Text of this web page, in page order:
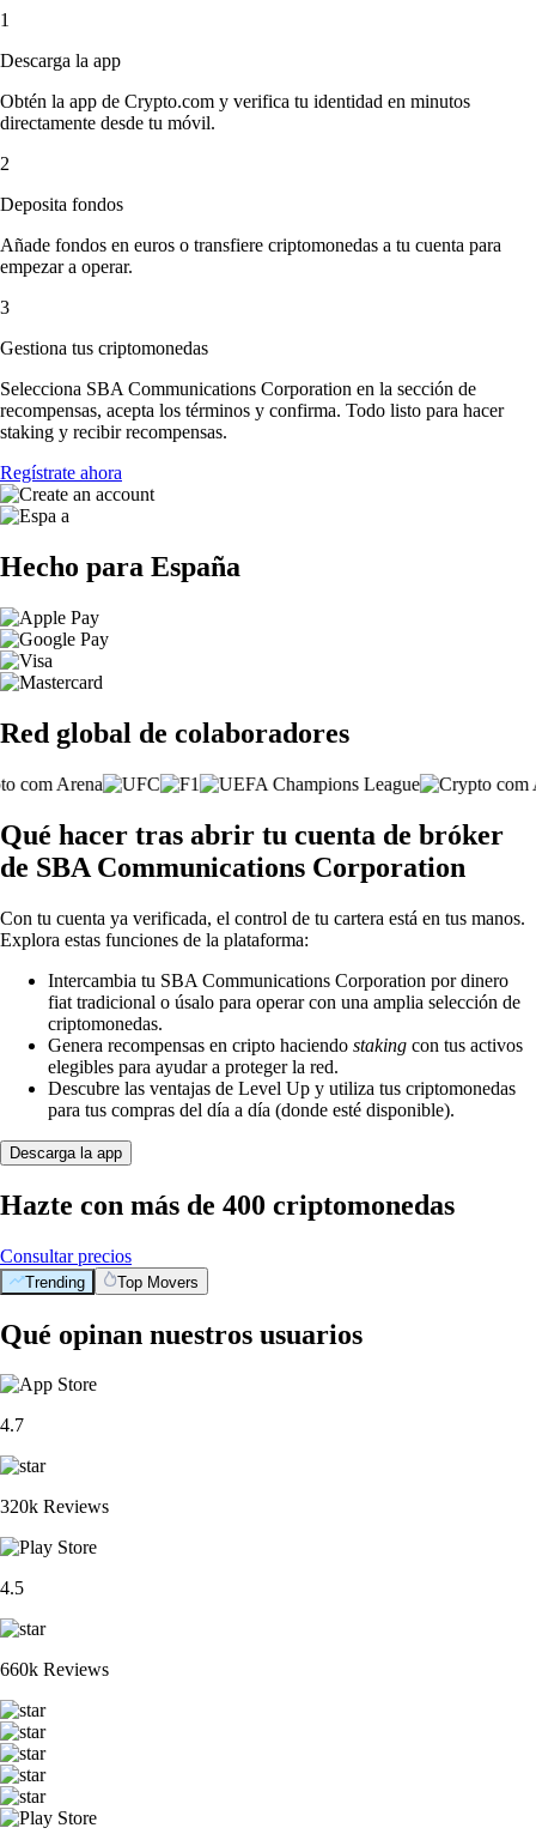
1
Descarga la app
Obtén la app de Crypto.com y verifica tu identidad en minutos
directamente desde tu móvil.
2
Deposita fondos
Añade fondos en euros o transfiere criptomonedas a tu cuenta para
empezar a operar.
3
Gestiona tus criptomonedas
Selecciona SBA Communications Corporation en la sección de
recompensas, acepta los términos y confirma. Todo listo para hacer
staking y recibir recompensas.
Regístrate ahora
Hecho para España
Red global de colaboradores
Qué hacer tras abrir tu cuenta de bróker
de SBA Communications Corporation
Con tu cuenta ya verificada, el control de tu cartera está en tus manos.
Explora estas funciones de la plataforma:
Intercambia tu SBA Communications Corporation por dinero
fiat tradicional o úsalo para operar con una amplia selección de
criptomonedas.
Genera recompensas en cripto haciendo staking con tus activos
elegibles para ayudar a proteger la red.
Descubre las ventajas de Level Up y utiliza tus criptomonedas
para tus compras del día a día (donde esté disponible).
Descarga la app
Hazte con más de 400 criptomonedas
Consultar precios
Trending Top Movers
Qué opinan nuestros usuarios
4.7
320k Reviews
4.5
660k Reviews